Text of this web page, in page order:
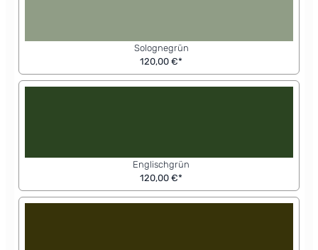
Solognegrün
120,00 €*
Englischgrün
120,00 €*